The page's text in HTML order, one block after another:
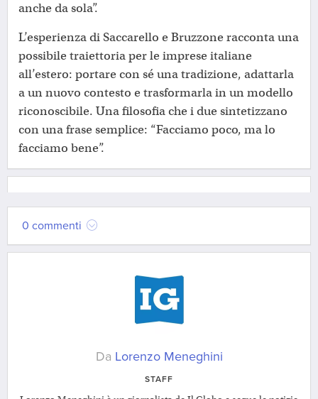
anche da sola”.
L’esperienza di Saccarello e Bruzzone racconta una
possibile traiettoria per le imprese italiane
all’estero: portare con sé una tradizione, adattarla
a un nuovo contesto e trasformarla in un modello
riconoscibile. Una filosofia che i due sintetizzano
con una frase semplice: “Facciamo poco, ma lo
facciamo bene”.
0 commenti
Da Lorenzo Meneghini
STAFF